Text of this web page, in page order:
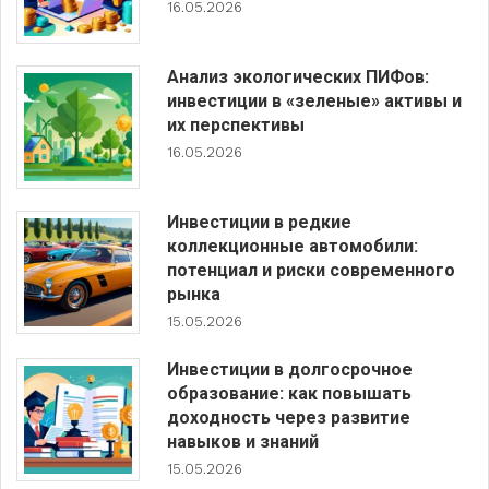
16.05.2026
Анализ экологических ПИФов:
инвестиции в «зеленые» активы и
их перспективы
16.05.2026
Инвестиции в редкие
коллекционные автомобили:
потенциал и риски современного
рынка
15.05.2026
Инвестиции в долгосрочное
образование: как повышать
доходность через развитие
навыков и знаний
15.05.2026